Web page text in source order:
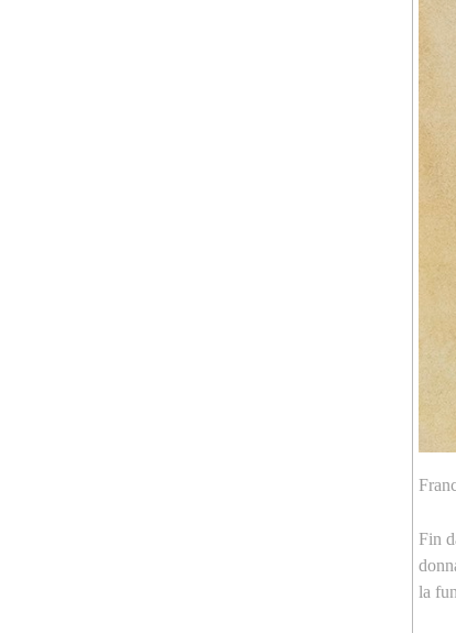
Fin
la